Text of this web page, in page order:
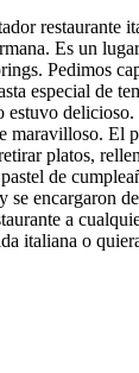
restaurante
Es un
Pedimos
especial de
delicioso.
maravilloso. El
platos,
de
se encargaron
a
italiana o